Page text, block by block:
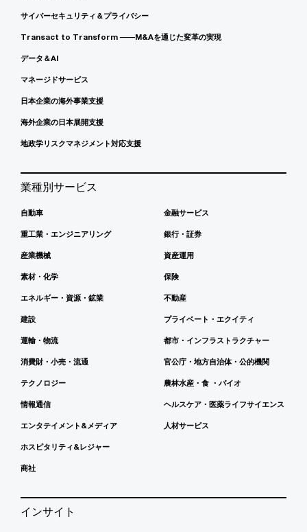
サイバーセキュリティ＆プライバシー
Transact to Transform ――M&Aを通じた変革の実現
データ＆AI
マネージドサービス
日本企業の海外事業支援
海外企業の日本展開支援
地政学リスクマネジメント対応支援
業種別サービス
自動車
重工業・エンジニアリング
産業機械
素材・化学
エネルギー・資源・鉱業
建設
運輸・物流
消費財・小売・流通
テクノロジー
情報通信
エンタテイメント&メディア
ホスピタリティ&レジャー
商社
金融サービス
銀行・証券
資産運用
保険
不動産
プライベート・エクイティ
都市・インフラストラクチャー
官公庁・地方自治体・公的機関
農林水産・食 ・バイオ
ヘルスケア・医薬ライフサイエンス
人材サービス
インサイト